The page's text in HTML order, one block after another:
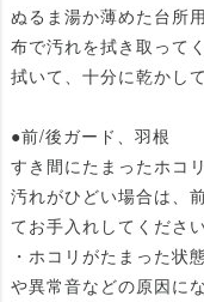
ぬるま湯か薄めた台所
布で汚れを拭き取って
拭いて、十分に乾かし
●前/後ガード、羽根
すき間にたまったホコ
汚れがひどい場合は、
てお手入れしてください
・ホコリがたまった状
や異常音などの原因に